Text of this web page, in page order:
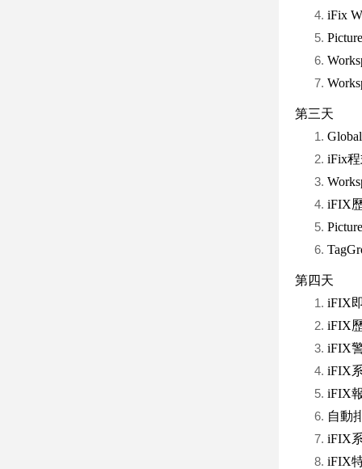
iFix
第三天
iFix
iFIX
第四天
iFIX
iFIX
iFIX
iFIX
iFIX
自動
iFIX
iFIX